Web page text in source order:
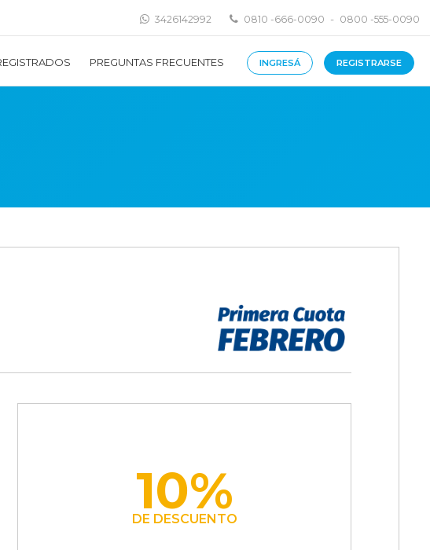
0810 -666-0090 - 0800 -555-0090
3426142992
PREGUNTAS FRECUENTES INGRESÁ REGISTRARSE
10%
DE DESCUENTO